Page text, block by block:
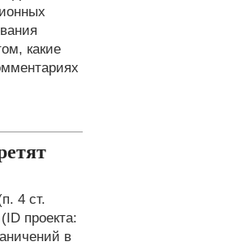
какие
4 ст.
проекта:
в